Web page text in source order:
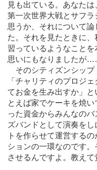
見も出ている。あなた
第一次世界大戦とサフ
思うか、それについて
た。それを見たときに
習っているようなこと
思いにもなりましたが…
そのシティズンシップ
「チャリティのプロジ
てお金を生み出すか」
とえば家でケーキを焼
った資金からみんなの
ズバンドとして演奏を
トを作らせて運営する
ションの一環なのです。
させるんですよ。教えて